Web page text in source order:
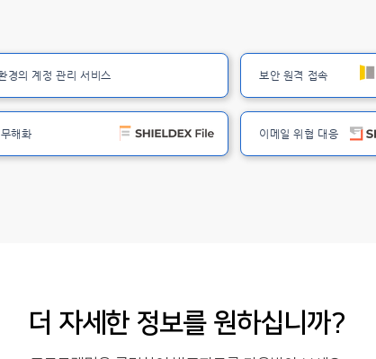
경의 계정 관리 서비스 보안 원격 접속
해화 이메일 위협 대응
​더 자세한 정보를 원하십니까?